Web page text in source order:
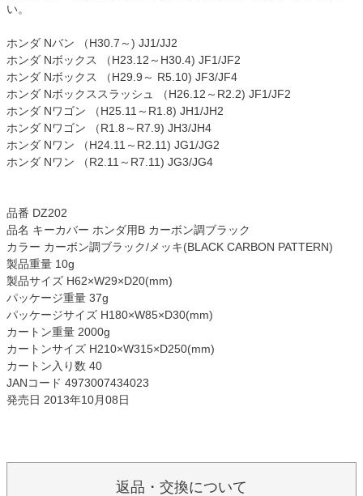
い。
ホンダ Nバン （H30.7～) JJ1/JJ2
ホンダ Nボックス （H23.12～H30.4) JF1/JF2
ホンダ Nボックス （H29.9～ R5.10) JF3/JF4
ホンダ Nボックススラッシュ （H26.12～R2.2) JF1/JF2
ホンダ Nワゴン （H25.11～R1.8) JH1/JH2
ホンダ Nワゴン （R1.8～R7.9) JH3/JH4
ホンダ Nワン （H24.11～R2.11) JG1/JG2
ホンダ Nワン （R2.11～R7.11) JG3/JG4
品番 DZ202
品名 キーカバー ホンダ用B カーボン調ブラック
カラー カーボン調ブラック/メッキ(BLACK CARBON PATTERN)
製品重量 10g
製品サイズ H62×W29×D20(mm)
パッケージ重量 37g
パッケージサイズ H180×W85×D30(mm)
カートン重量 2000g
カートンサイズ H210×W315×D250(mm)
カートン入り数 40
JANコード 4973007434023
発売日 2013年10月08日
返品・交換について